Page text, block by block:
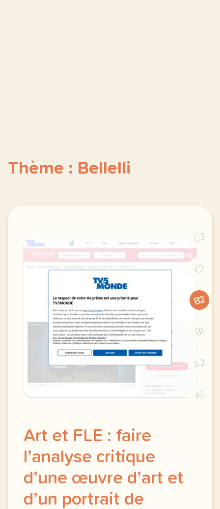
Thème : Bellelli
C2
C1
B2
B1
A2
A1
Art et FLE : faire
l’analyse critique
d’une œuvre d’art et
d’un portrait de